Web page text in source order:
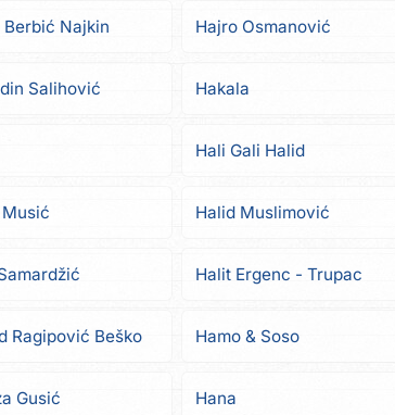
Berbić Najkin Hajro Osmanović
Salihović Hakala
Hali Gali Halid
Halid Muslimović
Halit Ergenc - Trupac
Ragipović Beško Hamo & Soso
Gusić Hana